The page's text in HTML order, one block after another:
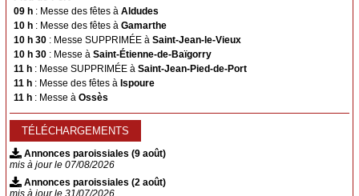
Saint-Étienne-de-Baïgorry
Urepel
Aldudes
Esnazu
Irouléguy
SACREMENTS
Obsèques
Sacrements pour adultes
09 h: Messe des fêtes à Aldudes
10 h: Messe des fêtes à Gamarthe
10 h 30: Messe SUPPRIMÉE à Saint-Jean-le-Vieux
10 h 30: Messe à Saint-Étienne-de-Baïgorry
11 h: Messe SUPPRIMÉE à Saint-Jean-Pied-de-Port
11 h: Messe des fêtes à Ispoure
11 h: Messe à Ossès
TÉLÉCHARGEMENTS
Annonces paroissiales (9 août)
mis à jour le 07/08/2026
Annonces paroissiales (2 août)